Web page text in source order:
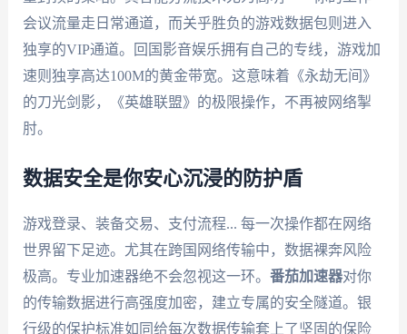
会议流量走日常通道，而关乎胜负的游戏数据包则进入
独享的VIP通道。回国影音娱乐拥有自己的专线，游戏加
速则独享高达100M的黄金带宽。这意味着《永劫无间》
的刀光剑影，《英雄联盟》的极限操作，不再被网络掣
肘。
数据安全是你安心沉浸的防护盾
游戏登录、装备交易、支付流程... 每一次操作都在网络
世界留下足迹。尤其在跨国网络传输中，数据裸奔风险
极高。专业加速器绝不会忽视这一环。 番茄加速器对你
的传输数据进行高强度加密，建立专属的安全隧道。银
行级的保护标准如同给每次数据传输套上了坚固的保险